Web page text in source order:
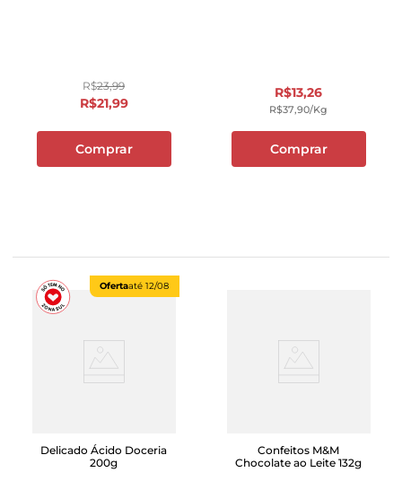
R$23,99
R$21,99
Comprar
R$13,26
R$37,90/kg
Comprar
Ofertaaté 12/08
Delicado Ácido Doceria
200g
Confeitos M&M
Chocolate ao Leite 132g